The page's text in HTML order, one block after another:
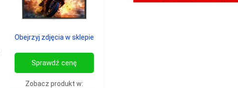
Obejrzyj zdjęcia w sklepie
Sprawdź cenę
Zobacz produkt w: